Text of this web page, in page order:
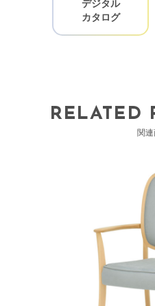
デジタル
カタログ
RELATED
関